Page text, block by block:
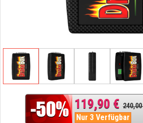
119,90 €
Nur 3 Verfügbar